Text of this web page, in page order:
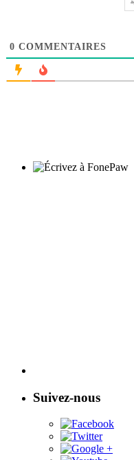
0 COMMENTAIRES
Suivez-nous